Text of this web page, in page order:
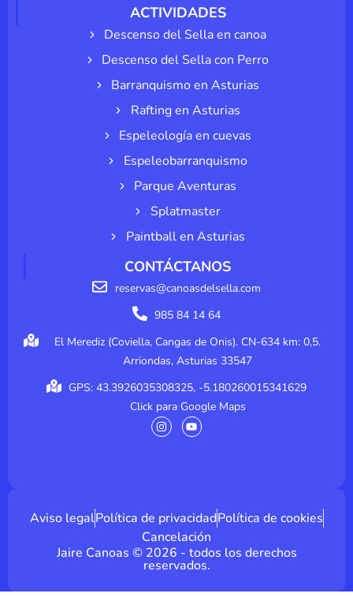
ACTIVIDADES
Descenso del Sella en canoa
Descenso del Sella con Perro
Barranquismo en Asturias
Rafting en Asturias
Espeleología en cuevas
Espeleobarranquismo
Parque Aventuras
Splatmaster
Paintball en Asturias
CONTÁCTANOS
reservas@canoasdelsella.com
985 84 14 64
El Merediz (Coviella, Cangas de Onis). CN-634 km: 0,5.
Arriondas, Asturias 33547
GPS: 43.3926035308325, -5.180260015341629
Click para Google Maps
I
n
Y
o
Jaire Canoas © 2026 - todos los derechos
reservados.
Aviso legalPolítica de privacidadPolítica de cookies
Cancelación